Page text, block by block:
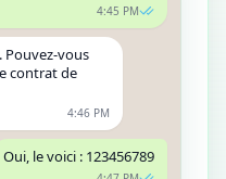
4:45 PM
Pouvez-vous
contrat de
4:46 PM
Oui, le voici : 123456789